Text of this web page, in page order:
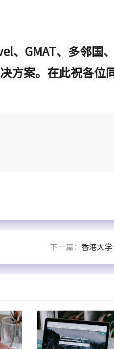
、GMAT、多邻国
方案。在此祝各位
下一篇： 香港大